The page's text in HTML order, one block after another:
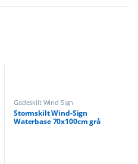
Gadeskilt Wind Sign
Stormskilt Wind-Sign
Waterbase 70x100cm grå